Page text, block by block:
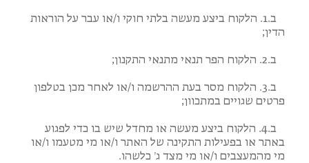
ב.1. הלקוח ביצע מעשה בלתי חוקי ו/או עבר על הוראות
הדין;
ב.2. הלקוח הפר תנאי מתנאי התקנון;
ב.3. הלקוח מסר בעת ההרשמה ו/או לאחר מכן בטלפון
פרטים שגויים במתכוון;
ב.4. הלקוח ביצע מעשה או מחדל שיש בו כדי לפגוע
באתר או בפעילות התקינה של האתר ו/או מי מטעמו ו/או
מי מהמעצבים ו/או מי מצד ג’ כלשהו.